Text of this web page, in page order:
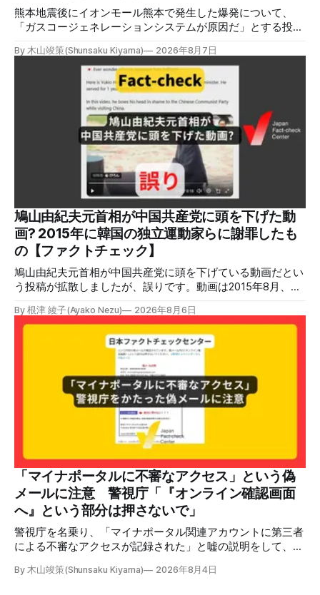
熊本地震後にイオンモール熊本で発生した爆発について、
「ガスコージェネレーションシステムが原因だ」とする投稿
ジェネレーションやガス発電機は設置していないことを確認
している」と発表し、LPガスが原因だった可能性が高いと説
明しています。またイオンは5日、事故原因を調べる事故調
査委員会を設置すると発表しました。 検証対象 拡散した投
ガスを燃料としてガスエンジンやガスタービンで発電し、排
熱を冷暖房などに利用する「ガスコージェネレーション」が
原因だとする投稿が拡散した（例1、例2）。 検証する理由
ソーシャルリスニングツールMeltwaterで調べると、これら
の投稿の表示回数は少なくとも合計194万回を超えている。
爆発の原因をめぐって、さまざまな根拠不明の情報が飛び交
っているため検証する。 検証過程 イオンモール熊本の爆発
2026年7月28日午後16時27分ごろ、熊本県で震度7の地震が
発生した。午後6時ごろ、嘉島町のショッピングセンター
「イ
By 木山竣策(Shunsaku Kiyama) 2026年8月7日
鳩山由紀夫元首相が中国共産党に頭を下げた動
画? 2015年に韓国の独立運動家らに謝罪したも
の【ファクトチェック】
鳩山由紀夫元首相が中国共産党に頭を下げている動画だとい
う投稿が拡散しましたが、誤りです。動画は2015年8月、鳩
立運動家らに謝罪した映像です。中国共産党に対して頭を下
げている動画ではありません。 検証対象 拡散した言説 2026
年7月30日、「日本人がなぜ左翼を嫌うのか、考えたことは
ありますか？/ここに日本の左寄り首相だった鳩山由紀夫が
います。彼は2009年から2010年まで1年間務めました。/こ
のビデオでは、彼が中国を訪問中に中国共産党に対して恥じ
らいながら頭を下げています」という英文付きの動画がXで
ポストされ、表示は20万件を超える。 投稿には「私の日本
語力が衰えていたら申し訳ないですが、動画に『韓国』と書
いてあるように見えます」などの英語の指摘もあるが、「日
本が犯した残虐行為を謝罪するのは悪いことだと思わない」
「共産主義者に恥じて頭を下げるべき人はいない」など、拡
散した投稿を真に受けた反応も多いため検証する。 検証過
程 動
By 根津 綾子(Ayako Nezu) 2026年8月6日
「マイナポータルに不審なアクセス」という偽
メールに注意 警視庁「『オンライン確認画面
へ』という部分は押さないで」
警視庁を名乗り、「マイナポータル関連アカウントに第三者
による不審なアクセスが記録された」と嘘の説明をして、リ
で、メール内のリンクを押さないようにと注意を呼びかけて
By 木山竣策(Shunsaku Kiyama) 2026年8月4日